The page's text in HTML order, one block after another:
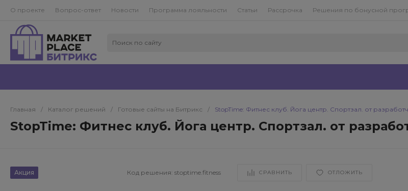
О проекте Вопрос-ответ Новости Программа лояльности Статьи Рассрочка Решения по бонусной
Главная / Каталог решений / Готовые сайты на Битрикс / StopTime: Фитнес клуб. Йога центр. Спортзал. от
StopTime: Фитнес клуб. Йога центр. Спортзал. от
Акция Код решения:stoptime.fitness СРАВНИТЬ ОТЛОЖИТЬ